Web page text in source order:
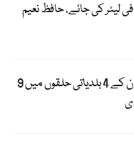
قیمت 228 روپے فی لیٹر کی جائے، حافظ نعیم
الیکشن کمیشن نے بلوچستان کے 4 بلدیاتی حلقوں میں 9